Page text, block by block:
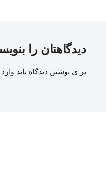
دیدگاهتان را
برای نوشتن دیدگاه باید